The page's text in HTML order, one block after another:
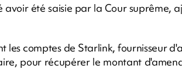
avoir été saisie par la Cour suprême,
les comptes de Starlink, fournisseur
pour récupérer le montant